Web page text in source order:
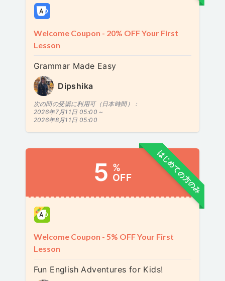
Welcome Coupon - 20% OFF Your First
Lesson
Grammar Made Easy
Dipshika
次の間の受講に利用可（日本時間）：
2026年7月11日 05:00 ~
2026年8月11日 05:00
はじめての方のみ
5 %
OFF
Welcome Coupon - 5% OFF Your First
Lesson
Fun English Adventures for Kids!